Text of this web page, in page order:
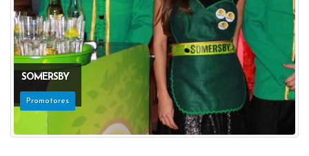
SOMERSBY
Promotores